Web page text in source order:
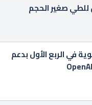
صغير الحجم
في الربع الأول بدعم